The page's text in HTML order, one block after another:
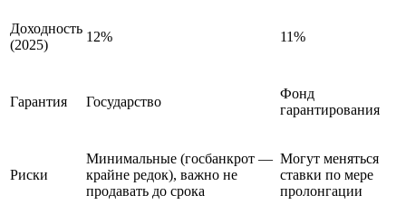
Доходность
(2025)
12% 11%
Гарантия Государство
Фонд
гарантирования
Риски
Минимальные (госбанкрот —
крайне редок), важно не
продавать до срока
Могут меняться
ставки по мере
пролонгации